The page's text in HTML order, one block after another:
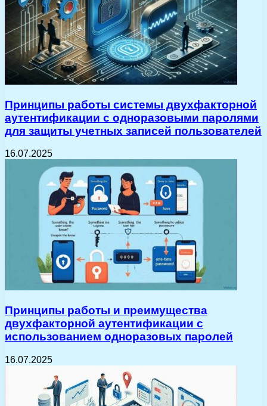
Принципы работы системы двухфакторной
аутентификации с одноразовыми паролями
для защиты учетных записей пользователей
16.07.2025
Принципы работы и преимущества
двухфакторной аутентификации с
использованием одноразовых паролей
16.07.2025